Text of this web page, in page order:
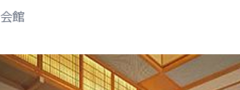
館